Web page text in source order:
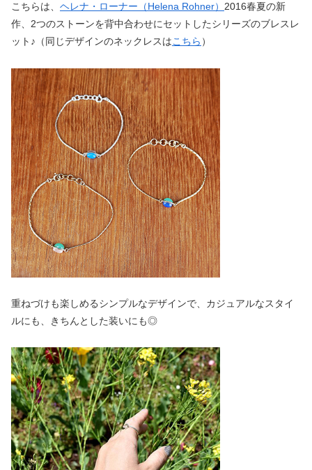
こちらは、 ヘレナ・ローナー（Helena Rohner） 2016春夏の新
作、2つのストーンを背中合わせにセットしたシリーズのブレスレ
ット♪（同じデザインのネックレスはこちら ）
重ねづけも楽しめるシンプルなデザインで、カジュアルなスタイ
ルにも、きちんとした装いにも◎